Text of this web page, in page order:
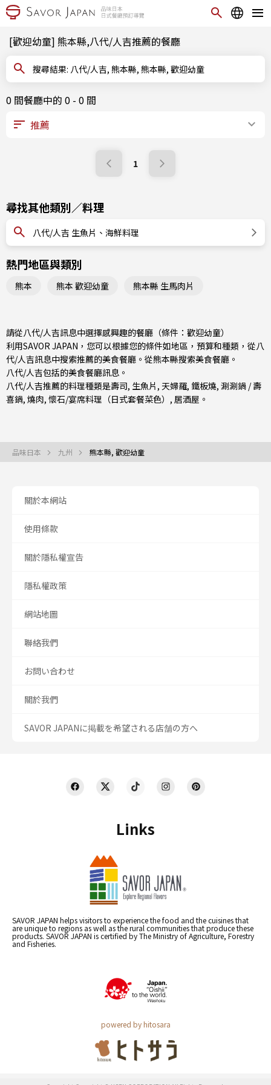
[歡迎幼童] 熊本縣,八代/人吉推薦的餐廳
搜尋結果: 八代/人吉, 熊本縣, 熊本縣, 歡迎幼童
0 間餐廳中的 0 - 0 間
1
尋找其他類別／料理
八代/人吉 生魚片、海鮮料理
熱門地區與類別
熊本 熊本 歡迎幼童 熊本縣 生馬肉片
請從八代/人吉訊息中選擇感興趣的餐廳（條件：歡迎幼童）
利用SAVOR JAPAN，您可以根據您的條件如地區，預算和種類，從八
代/人吉訊息中搜索推薦的美食餐廳。從熊本縣搜索美食餐廳。
八代/人吉包括的美食餐廳訊息。
八代/人吉推薦的料理種類是壽司, 生魚片 , 天婦羅, 鐵板燒, 涮涮鍋 / 壽
喜鍋, 燒肉, 懷石/宴席料理（日式套餐菜色） , 居酒屋 。
品味日本 九州 熊本縣, 歡迎幼童
Links
SAVOR JAPAN helps visitors to experience the food and the cuisines that
are unique to regions as well as the rural communities that produce these
products. SAVOR JAPAN is certified by The Ministry of Agriculture, Forestry
and Fisheries.
powered by hitosara
關於本網站
使用條款
關於隱私權宣告
隱私權政策
網站地圖
聯絡我們
お問い合わせ
關於我們
SAVOR JAPANに掲載を希望される店舗の方へ